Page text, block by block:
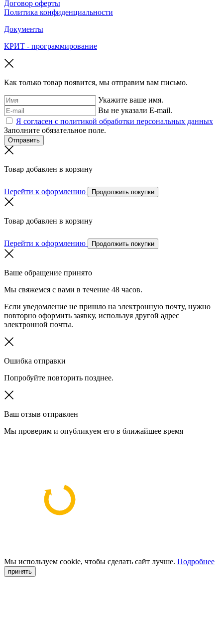
Договор оферты
Политика конфиденциальности
Документы
КРИТ - программирование
Как только товар появится, мы отправим вам письмо.
Укажите ваше имя.
Вы не указали E-mail.
Я согласен с политикой обработки персональных данных
Заполните обязательное поле.
Отправить
Товар добавлен в корзину
Перейти к оформлению Продолжить покупки
Товар добавлен в корзину
Перейти к оформлению Продолжить покупки
Ваше обращение принято
Мы свяжемся с вами в течение 48 часов.
Если уведомление не пришло на электронную почту, нужно
повторно оформить заявку, используя другой адрес
электронной почты.
Ошибка отправки
Попробуйте повторить позднее.
Ваш отзыв отправлен
Мы проверим и опубликуем его в ближайшее время
Мы используем cookie, чтобы сделать сайт лучше. Подробнее
принять